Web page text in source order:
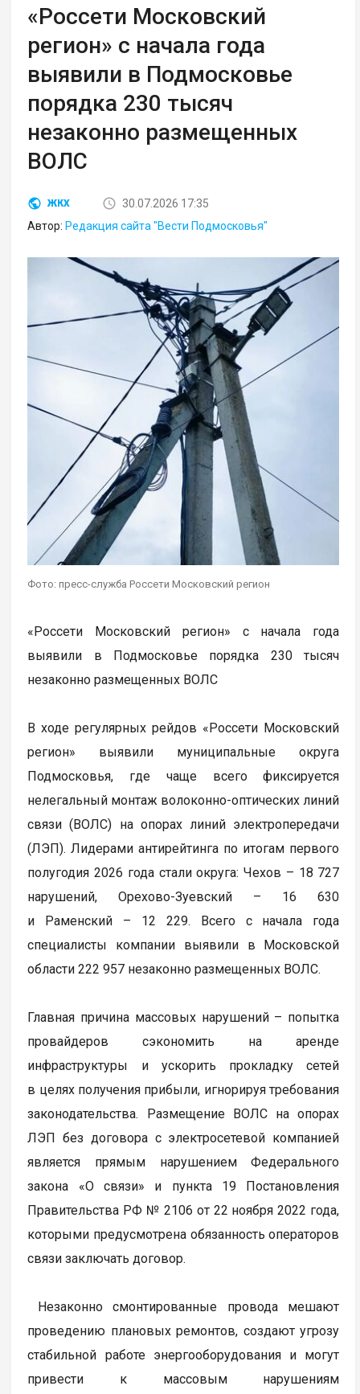
«Россети Московский
регион» с начала года
выявили в Подмосковье
порядка 230 тысяч
незаконно размещенных
ВОЛС
ЖКХ
30.07.2026 17:35
Автор: Редакция сайта "Вести Подмосковья"
Фото: пресс-служба Россети Московский регион
«Россети Московский регион» с начала года
выявили в Подмосковье порядка 230 тысяч
незаконно размещенных ВОЛС
В ходе регулярных рейдов «Россети Московский
регион» выявили муниципальные округа
Подмосковья, где чаще всего фиксируется
нелегальный монтаж волоконно-оптических линий
связи (ВОЛС) на опорах линий электропередачи
(ЛЭП). Лидерами антирейтинга по итогам первого
полугодия 2026 года стали округа: Чехов – 18 727
нарушений, Орехово-Зуевский – 16 630
и Раменский – 12 229. Всего с начала года
специалисты компании выявили в Московской
области 222 957 незаконно размещенных ВОЛС.
Главная причина массовых нарушений – попытка
провайдеров сэкономить на аренде
инфраструктуры и ускорить прокладку сетей
в целях получения прибыли, игнорируя требования
законодательства. Размещение ВОЛС на опорах
ЛЭП без договора с электросетевой компанией
является прямым нарушением Федерального
закона «О связи» и пункта 19 Постановления
Правительства РФ № 2106 от 22 ноября 2022 года,
которыми предусмотрена обязанность операторов
связи заключать договор.
Незаконно смонтированные провода мешают
проведению плановых ремонтов, создают угрозу
стабильной работе энергооборудования и могут
привести к массовым нарушениям